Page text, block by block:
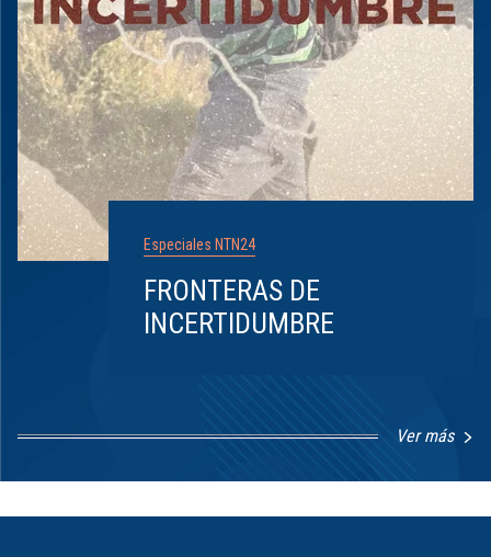
Especiales NTN24
FRONTERAS DE
INCERTIDUMBRE
Ver más
1
8